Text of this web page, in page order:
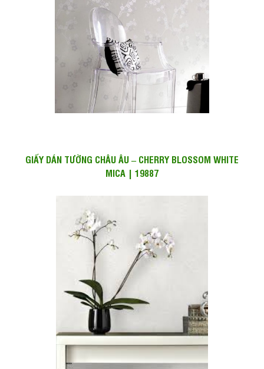
GIẤY DÁN TƯỜNG CHÂU ÂU – CHERRY BLOSSOM WHITE
MICA | 19887